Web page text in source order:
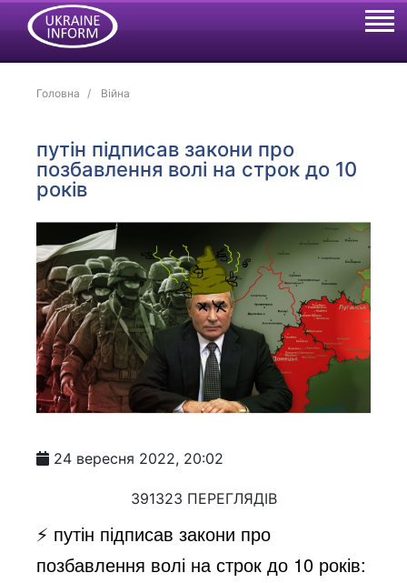
Головна Війна
путін підписав закони про
позбавлення волі на строк до 10
років
24 вересня 2022, 20:02
391323 ПЕРЕГЛЯДІВ
⚡️ путін підписав закони про
позбавлення волі на строк до 10 років: